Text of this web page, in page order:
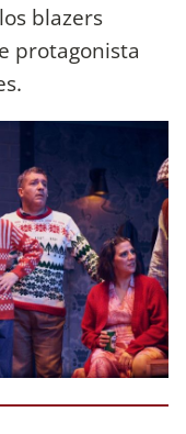
blazers
protagonista